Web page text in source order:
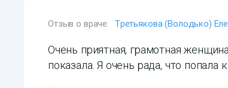
Отзыв о враче: Третьякова (Володько)
Очень приятная, грамотная
показала. Я очень рада, что попала